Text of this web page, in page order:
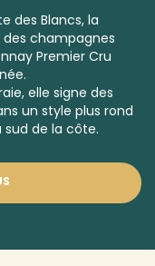
des Blancs, la
champagnes
Premier Cru
elle signe des
un style plus rond
de la côte.